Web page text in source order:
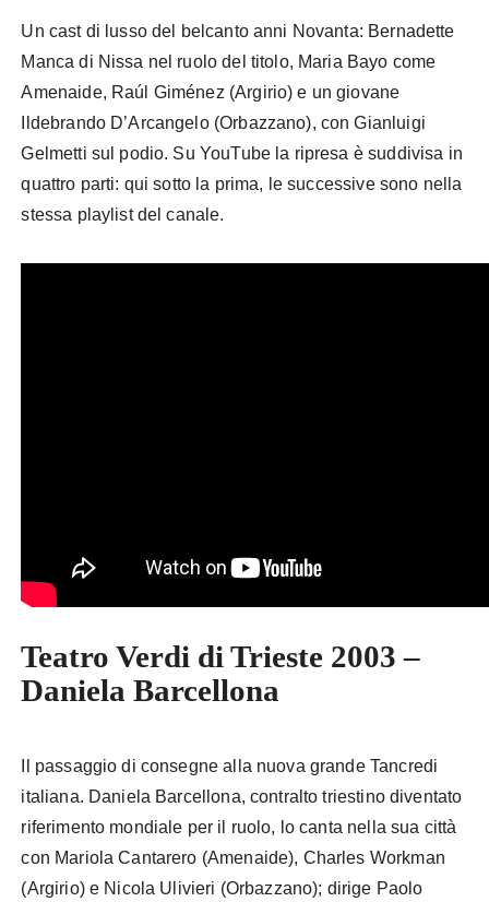
Un cast di lusso del belcanto anni Novanta: Bernadette
Manca di Nissa nel ruolo del titolo, Maria Bayo come
Amenaide, Raúl Giménez (Argirio) e un giovane
Ildebrando D’Arcangelo (Orbazzano), con Gianluigi
Gelmetti sul podio. Su YouTube la ripresa è suddivisa in
quattro parti: qui sotto la prima, le successive sono nella
stessa playlist del canale.
Teatro Verdi di Trieste 2003 –
Daniela Barcellona
Il passaggio di consegne alla nuova grande Tancredi
italiana. Daniela Barcellona, contralto triestino diventato
riferimento mondiale per il ruolo, lo canta nella sua città
con Mariola Cantarero (Amenaide), Charles Workman
(Argirio) e Nicola Ulivieri (Orbazzano); dirige Paolo